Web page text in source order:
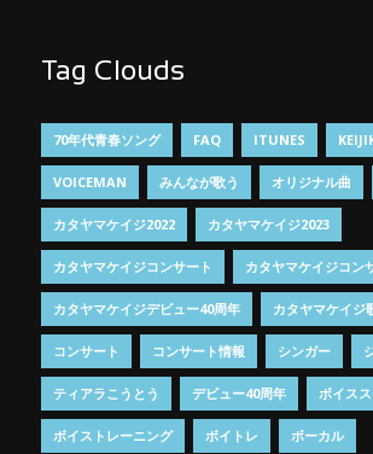
Tag Clouds
70年代青春ソング FAQ ITUNES
VOICEMAN みんなが歌う オリジナル曲
カタヤマケイジ2022 カタヤマケイジ2023
カタヤマケイジコンサート カタヤマケイジコン
カタヤマケイジデビュー40周年 カタヤマケイジ
コンサート コンサート情報 シンガー
ティアラこうとう デビュー40周年 ボイス
ボイストレーニング ボイトレ ボーカル